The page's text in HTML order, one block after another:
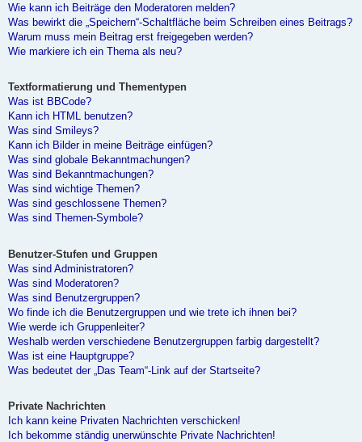
Wie kann ich Beiträge den Moderatoren melden?
Was bewirkt die „Speichern“-Schaltfläche beim Schreiben eines Beitrags?
Warum muss mein Beitrag erst freigegeben werden?
Wie markiere ich ein Thema als neu?
Textformatierung und Thementypen
Was ist BBCode?
Kann ich HTML benutzen?
Was sind Smileys?
Kann ich Bilder in meine Beiträge einfügen?
Was sind globale Bekanntmachungen?
Was sind Bekanntmachungen?
Was sind wichtige Themen?
Was sind geschlossene Themen?
Was sind Themen-Symbole?
Benutzer-Stufen und Gruppen
Was sind Administratoren?
Was sind Moderatoren?
Was sind Benutzergruppen?
Wo finde ich die Benutzergruppen und wie trete ich ihnen bei?
Wie werde ich Gruppenleiter?
Weshalb werden verschiedene Benutzergruppen farbig dargestellt?
Was ist eine Hauptgruppe?
Was bedeutet der „Das Team“-Link auf der Startseite?
Private Nachrichten
Ich kann keine Privaten Nachrichten verschicken!
Ich bekomme ständig unerwünschte Private Nachrichten!